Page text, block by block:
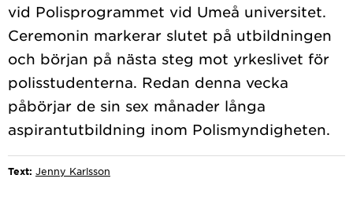
vid Polisprogrammet vid Umeå universitet.
Ceremonin markerar slutet på utbildningen
och början på nästa steg mot yrkeslivet för
polisstudenterna. Redan denna vecka
påbörjar de sin sex månader långa
Text: Jenny Karlsson